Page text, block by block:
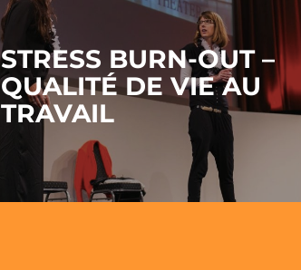
STRESS BURN-OUT –
QUALITÉ DE VIE AU
TRAVAIL